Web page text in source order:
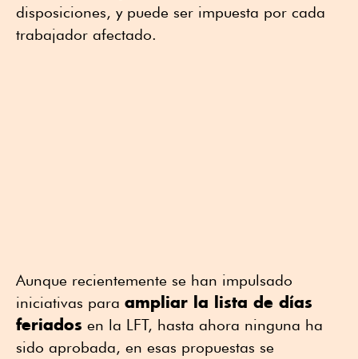
disposiciones, y puede ser impuesta por cada
trabajador afectado.
Aunque recientemente se han impulsado
iniciativas para ampliar la lista de días
feriados en la LFT, hasta ahora ninguna ha
sido aprobada, en esas propuestas se